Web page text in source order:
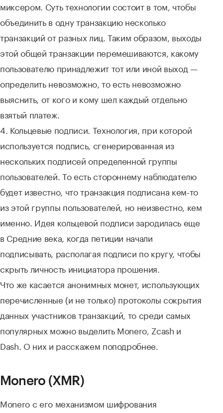
миксером. Суть технологии состоит в том, чтобы
объединить в одну транзакцию несколько
транзакций от разных лиц. Таким образом, выходы
этой общей транзакции перемешиваются, какому
пользователю принадлежит тот или иной выход —
определить невозможно, то есть невозможно
выяснить, от кого и кому шел каждый отдельно
взятый платеж.
4. Кольцевые подписи. Технология, при которой
используется подпись, сгенерированная из
нескольких подписей определенной группы
пользователей. То есть стороннему наблюдателю
будет известно, что транзакция подписана кем-то
из этой группы пользователей, но неизвестно, кем
именно. Идея кольцевой подписи зародилась еще
в Средние века, когда петиции начали
подписывать, располагая подписи по кругу, чтобы
скрыть личность инициатора прошения.
Что же касается анонимных монет, использующих
перечисленные (и не только) протоколы сокрытия
данных участников транзакций, то среди самых
популярных можно выделить Monero, Zcash и
Dash. О них и расскажем поподробнее.
Monero (XMR)
Monero с его механизмом шифрования